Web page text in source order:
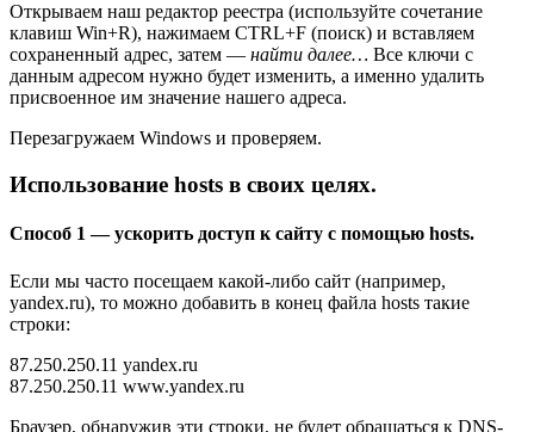
Открываем наш редактор реестра (используйте сочетание
клавиш Win+R), нажимаем CTRL+F (поиск) и вставляем
сохраненный адрес, затем — найти далее… Все ключи с
данным адресом нужно будет изменить, а именно удалить
присвоенное им значение нашего адреса.
Перезагружаем Windows и проверяем.
Использование hosts в своих целях.
Способ 1 — ускорить доступ к сайту с помощью hosts.
Если мы часто посещаем какой-либо сайт (например,
yandex.ru), то можно добавить в конец файла hosts такие
строки:
87.250.250.11 yandex.ru
87.250.250.11 www.yandex.ru
Браузер, обнаружив эти строки, не будет обращаться к DNS-